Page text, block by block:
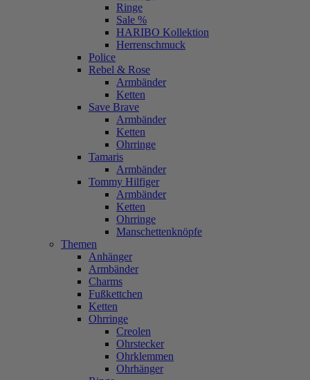
Ringe
Sale %
HARIBO Kollektion
Herrenschmuck
Police
Rebel & Rose
Armbänder
Ketten
Save Brave
Armbänder
Ketten
Ohrringe
Tamaris
Armbänder
Tommy Hilfiger
Armbänder
Ketten
Ohrringe
Manschettenknöpfe
Themen
Anhänger
Armbänder
Charms
Fußkettchen
Ketten
Ohrringe
Creolen
Ohrstecker
Ohrklemmen
Ohrhänger